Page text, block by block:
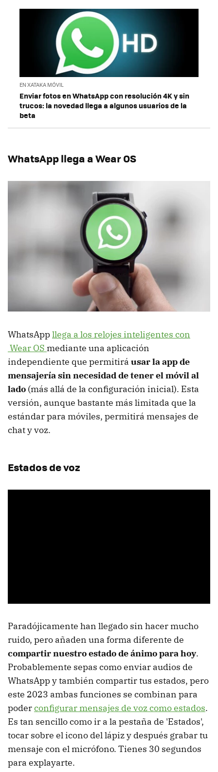
EN XATAKA MÓVIL
Enviar fotos en WhatsApp con resolución 4K y sin
trucos: la novedad llega a algunos usuarios de la
beta
WhatsApp llega a Wear OS
WhatsAppllega a los relojes inteligentes con
Wear OS mediante una aplicación
independiente que permitirá usar la app de
mensajería sin necesidad de tener el móvil al
lado (más allá de la configuración inicial). Esta
versión, aunque bastante más limitada que la
estándar para móviles, permitirá mensajes de
chat y voz.
Estados de voz
Paradójicamente han llegado sin hacer mucho
ruido, pero añaden una forma diferente de
compartir nuestro estado de ánimo para hoy.
Probablemente sepas como enviar audios de
WhatsApp y también compartir tus estados, pero
este 2023 ambas funciones se combinan para
poderconfigurar mensajes de voz como estados.
Es tan sencillo como ir a la pestaña de 'Estados',
tocar sobre el icono del lápiz y después grabar tu
mensaje con el micrófono. Tienes 30 segundos
para explayarte.